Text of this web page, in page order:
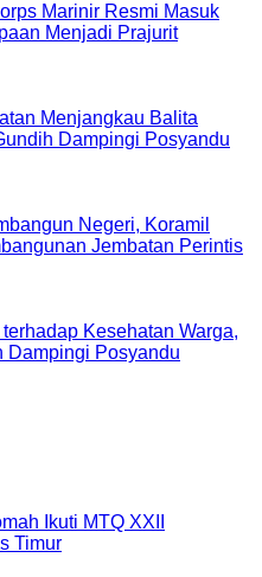
Marinir Resmi Masuk
Menjadi Prajurit
Menjangkau Balita
Dampingi Posyandu
Negeri, Koramil
Jembatan Perintis
Kesehatan Warga,
Dampingi Posyandu
Ikuti MTQ XXII
Timur